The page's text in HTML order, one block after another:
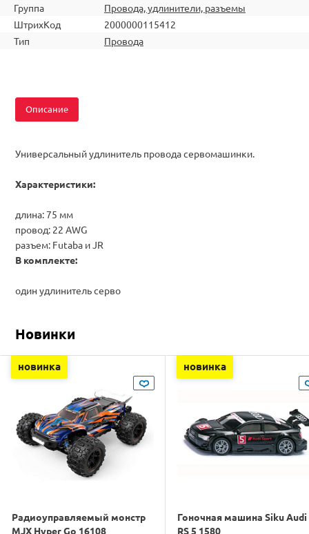
Группа
Провода, удлинители, разъемы
ШтрихКод
2000000115412
Тип
Провода
Описание
Универсальный удлинитель провода сервомашинки.
Характеристики:
длина: 75 мм
провод: 22 AWG
разъем: Futaba и JR
В комплекте:
один удлинитель серво
Новинки
новинка
Радиоуправляемый монстр
MJX Hyper Go 16108
новинка
Гоночная машина Siku Audi
RS 5 1580